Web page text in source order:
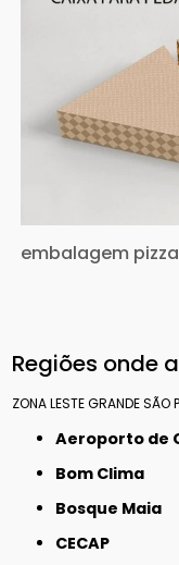
embalagem
Regiões onde
ZONA LESTEGRANDE SÃO
Aeroporto de
Bom Clima
Bosque Maia
CECAP